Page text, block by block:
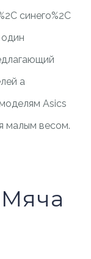
синего%2C
а
Asics
малым весом.